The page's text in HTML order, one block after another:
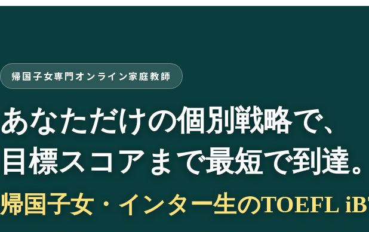
帰国子女専門オンライン家庭教師
あなただけの個別戦略で、
目標スコアまで最短で到達。
帰国子女・インター生のTOEFL